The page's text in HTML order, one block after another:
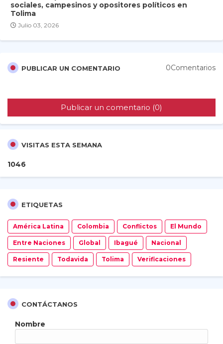
sociales, campesinos y opositores políticos en
Tolima
Julio 03, 2026
PUBLICAR UN COMENTARIO 0Comentarios
Publicar un comentario (0)
VISITAS ESTA SEMANA
1046
ETIQUETAS
América Latina Colombia Conflictos El Mundo
Entre Naciones Global Ibagué Nacional
Resiente Todavida Tolima Verificaciones
CONTÁCTANOS
Nombre